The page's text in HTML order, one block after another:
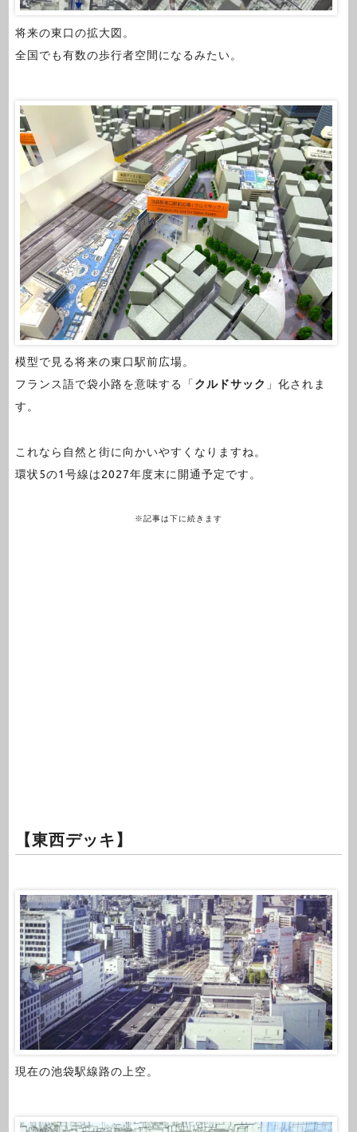
将来の東口の拡大図。
全国でも有数の歩行者空間になるみたい。
模型で見る将来の東口駅前広場。
フランス語で袋小路を意味する「 クルドサック 」化されま
す。
これなら自然と街に向かいやすくなりますね。
環状5の1号線は2027年度末に開通予定です。
※記事は下に続きます
【東西デッキ】
現在の池袋駅線路の上空。